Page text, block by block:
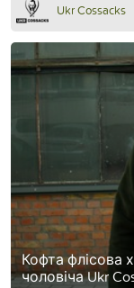
Ukr Cossacks
Кофта флісова
чоловіча Ukr